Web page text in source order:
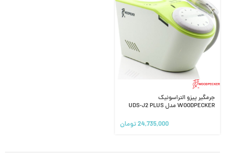
جرمگیر پیزو التراسونیک
WOODPECKER مدل UDS-J2 PLUS
24,735,000تومان